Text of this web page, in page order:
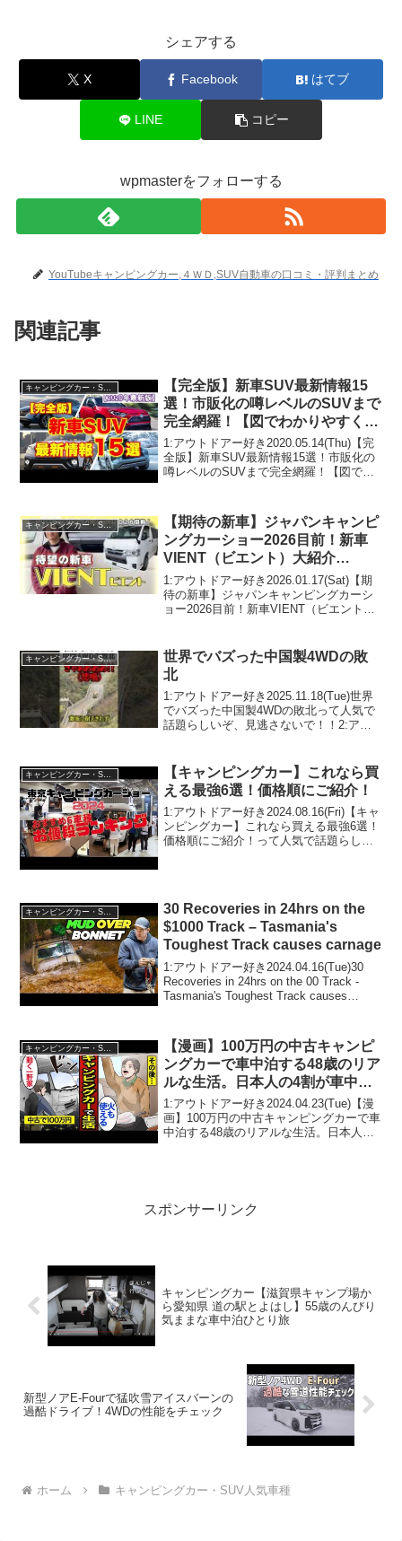
シェアする
X Facebook はてブ
LINE コピー
wpmasterをフォローする
YouTubeキャンピングカー,４ＷＤ,SUV自動車の口コミ・評判まとめ
関連記事
キャンピングカー・SUV人気車種
【完全版】新車SUV最新情報15
選！市販化の噂レベルのSUVまで
完全網羅！【図でわかりやすく解
説】
1:アウトドアー好き2020.05.14(Thu)【完
全版】新車SUV最新情報15選！市販化の
噂レベルのSUVまで完全網羅！【図でわ
き2020.05.14(Thu)こ...
キャンピングカー・SUV人気車種
【期待の新車】ジャパンキャンピ
ングカーショー2026目前！新車
VIENT（ビエント）大紹介
SP！！
1:アウトドアー好き2026.01.17(Sat)【期
待の新車】ジャパンキャンピングカーシ
ョー2026目前！新車VIENT（ビエント）
2026.01.17(Sat)こ...
キャンピングカー・SUV人気車種
世界でバズった中国製4WDの敗
北
1:アウトドアー好き2025.11.18(Tue)世界
でバズった中国製4WDの敗北って人気で
話題らしいぞ、見逃さないで！！2:アウ
2025.11.18(Tue...
キャンピングカー・SUV人気車種
【キャンピングカー】これなら買
える最強6選！価格順にご紹介！
1:アウトドアー好き2024.08.16(Fri)【キャ
ンピングカー】これなら買える最強6選！
価格順にご紹介！って人気で話題らしい
30 Recoveries in 24hrs on the
$1000 Track – Tasmania's
Toughest Track causes carnage
1:アウトドアー好き2024.04.16(Tue)30
Recoveries in 24hrs on the 00 Track -
Tasmania's Toughest Track causes
キャンピングカー・SUV人気車種
【漫画】100万円の中古キャンピ
ングカーで車中泊する48歳のリア
ルな生活。日本人の4割が車中
泊…車内で飯を作る…【メシのタ
ネ】
1:アウトドアー好き2024.04.23(Tue)【漫
画】100万円の中古キャンピングカーで車
中泊する48歳のリアルな生活。日本人の4
スポンサーリンク
キャンピングカー【滋賀県キャンプ場か
ら愛知県 道の駅とよはし】55歳のんびり
気ままな車中泊ひとり旅
新型ノアE-Fourで猛吹雪アイスバーンの
過酷ドライブ！4WDの性能をチェック
ホーム キャンピングカー・SUV人気車種